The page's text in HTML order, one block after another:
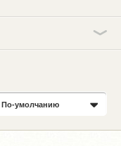
По-умолчанию